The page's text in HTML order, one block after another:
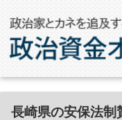
長崎県の安保法制